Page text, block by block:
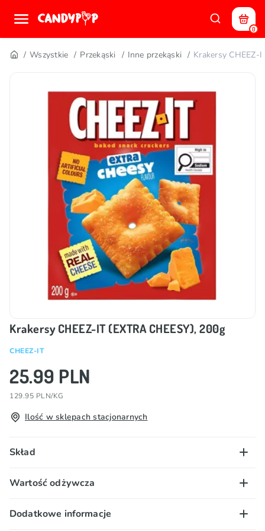
0
Wszystkie Przekąski Inne przekąski Krakersy CHEEZ-
Krakersy CHEEZ-IT (EXTRA CHEESY), 200g
CHEEZ-IT
25.99 PLN
129.95 PLN/KG
Ilość w sklepach stacjonarnych
Skład
Mąka PSZENNA, olej roślinny (olej palmowy,
tłuszcz palmowy, miękkie odtłuszczone mleko SER
(modyfikowane składniki MLEKA, sól, kultury
Wartość odżywcza
100 g/ml:
Dodatkowe informacje